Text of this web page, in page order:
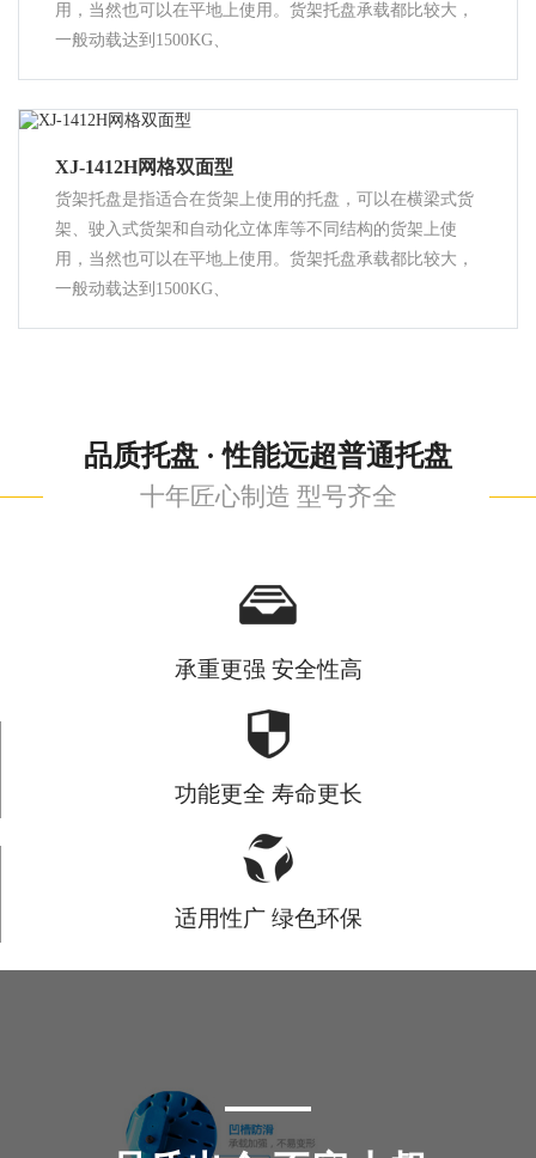
用，当然也可以在平地上使用。货架托盘承载都比较大，
一般动载达到1500KG、
XJ-1412H网格双面型
货架托盘是指适合在货架上使用的托盘，可以在横梁式货
架、驶入式货架和自动化立体库等不同结构的货架上使
用，当然也可以在平地上使用。货架托盘承载都比较大，
一般动载达到1500KG、
品质托盘 · 性能远超普通托盘
十年匠心制造 型号齐全
承重更强 安全性高
功能更全 寿命更长
适用性广 绿色环保